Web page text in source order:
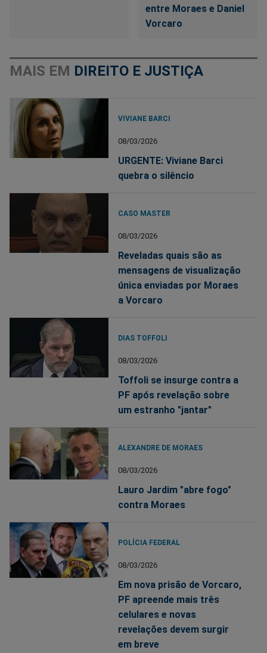
entre Moraes e Daniel
Vorcaro
MAIS EM DIREITO E JUSTIÇA
VIVIANE BARCI
08/03/2026
URGENTE: Viviane Barci
quebra o silêncio
CASO MASTER
08/03/2026
Reveladas quais são as
mensagens de visualização
única enviadas por Moraes
a Vorcaro
DIAS TOFFOLI
08/03/2026
Toffoli se insurge contra a
PF após revelação sobre
um estranho "jantar"
ALEXANDRE DE MORAES
08/03/2026
Lauro Jardim "abre fogo"
contra Moraes
POLÍCIA FEDERAL
08/03/2026
Em nova prisão de Vorcaro,
PF apreende mais três
celulares e novas
revelações devem surgir
em breve